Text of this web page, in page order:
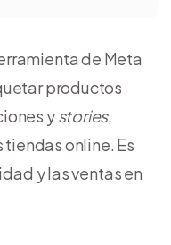
de Meta
productos
ystories,
tiendas online. Es
y las ventas en